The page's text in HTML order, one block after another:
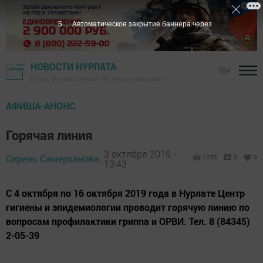
НОВОСТИ НУРЛАТА
АФИША-АНОНС
Горячая линия
Сирень Самерханова, 3 октября 2019 -
13:43
1238 0 0
С 4 октября по 16 октября 2019 года в Нурлате Центр
гигиены и эпидемиологии проводит горячую линию по
вопросам профилактики гриппа и ОРВИ. Тел. 8 (84345)
2-05-39
4 Автоматическое закрытие баннера через